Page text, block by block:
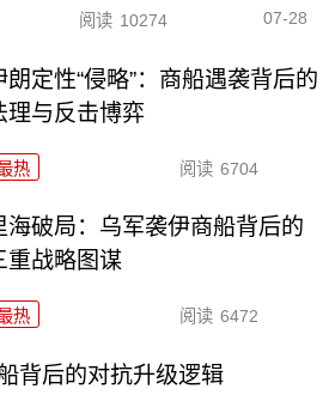
阅读 10274 07-28
朗定性“侵略”：商船遇袭背后的
理与反击博弈
热 阅读 6704
海破局：乌军袭伊商船背后的
重战略图谋
热 阅读 6472
背后的对抗升级逻辑